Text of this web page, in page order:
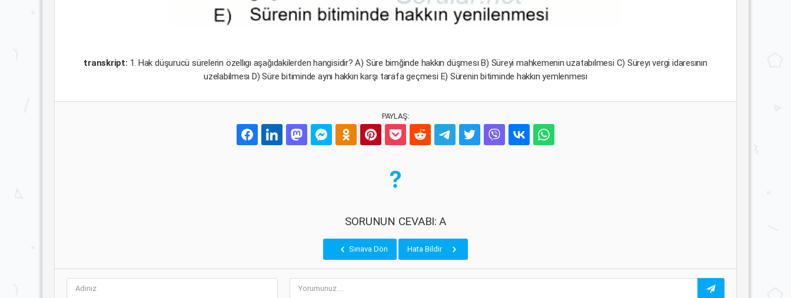
transkript: 1. Hak düşurucü sürelerin özellıgı aşağıdakilerden hangisidir? A) Süre bimğinde hakkın düşmesı B) Süreyi mahkemenin uzatabılmesi C) Süreyı vergi idaresının
uzelabilmesı D) Süre bitiminde aynı hakkın karşı tarafa geçmesi E) Sürenin bitiminde hakkın yemlenmesı
PAYLAŞ:
SORUNUN CEVABI: A
Sınava Dön Hata Bildir